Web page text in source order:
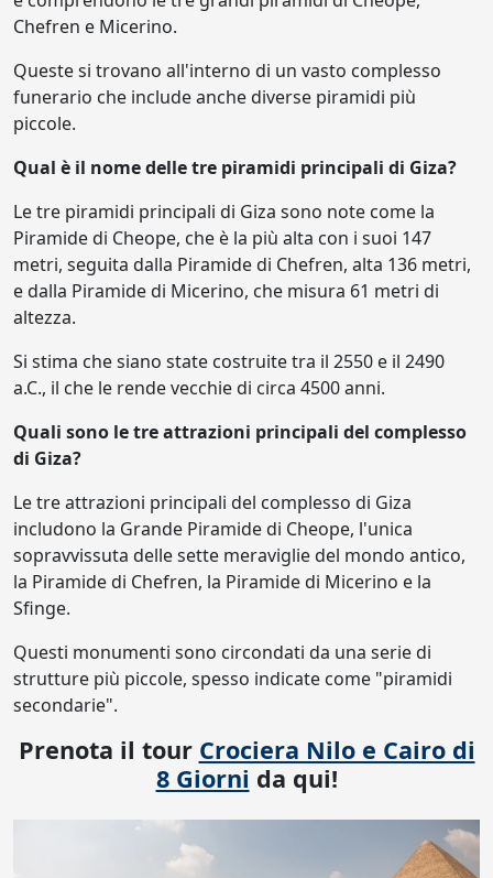
Chefren e Micerino.
Queste si trovano all'interno di un vasto complesso
funerario che include anche diverse piramidi più
piccole.
Qual è il nome delle tre piramidi principali di Giza?
Le tre piramidi principali di Giza sono note come la
Piramide di Cheope, che è la più alta con i suoi 147
metri, seguita dalla Piramide di Chefren, alta 136 metri,
e dalla Piramide di Micerino, che misura 61 metri di
altezza.
Si stima che siano state costruite tra il 2550 e il 2490
a.C., il che le rende vecchie di circa 4500 anni.
Quali sono le tre attrazioni principali del complesso
di Giza?
Le tre attrazioni principali del complesso di Giza
includono la Grande Piramide di Cheope, l'unica
sopravvissuta delle sette meraviglie del mondo antico,
la Piramide di Chefren, la Piramide di Micerino e la
Sfinge.
Questi monumenti sono circondati da una serie di
strutture più piccole, spesso indicate come "piramidi
secondarie".
Prenota il tour Crociera Nilo e Cairo di
8 Giorni da qui!